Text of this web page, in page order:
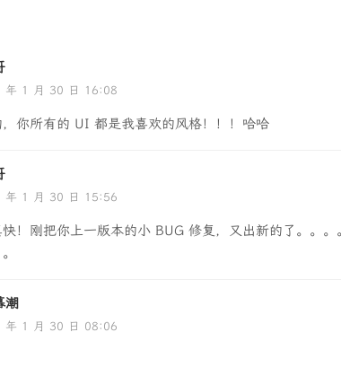
年 1 月 30 日 16:08
，你所有的 UI 都是我喜欢的风格！！！哈哈
年 1 月 30 日 15:56
！刚把你上一版本的小 BUG 修复，又出新的了。。
潮
年 1 月 30 日 08:06